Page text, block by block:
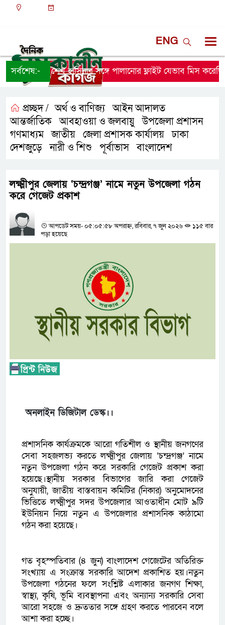
ENG
সর্বশেষ:-শেখ হাসিনার সঙ্গে পালানোর ফ্লাইট যেভাব মিস
প্রচ্ছদ / অর্থ ও বাণিজ্য ,আইন আদালত
আন্তর্জাতিক ,আবহাওয়া ও জলবায়ু ,উপজেলা প্রশাসন
গণমাধ্যম ,জাতীয় জেলা প্রশাসক কার্যালয় ,ঢাকা
দেশজুড়ে ,নারী ও শিশু পূর্বাভাস ,বাংলাদেশ
লক্ষ্মীপুর জেলায় ‘চন্দ্রগঞ্জ’ নামে নতুন উপজেলা গঠন
করে গেজেট প্রকাশ
আপডেট সময়- ০৫:০৫:৫৮ অপরাহ্ন, রবিবার, ৭ জুন ২০২৬
১১৫ বার
পড়া হয়েছে
অনলাইন ডিজিটাল ডেস্ক।।
প্রশাসনিক কার্যক্রমকে আরো গতিশীল ও স্থানীয় জনগণের
সেবা সহজলভ্য করতে লক্ষ্মীপুর জেলায় ‘চন্দ্রগঞ্জ’ নামে
নতুন উপজেলা গঠন করে সরকারি গেজেট প্রকাশ করা
হয়েছে।স্থানীয় সরকার বিভাগের জারি করা গেজেট
অনুযায়ী, জাতীয় বাস্তবায়ন কমিটির (নিকার) অনুমোদনের
ভিত্তিতে লক্ষ্মীপুর সদর উপজেলার আওতাধীন মোট ৯টি
ইউনিয়ন নিয়ে নতুন এ উপজেলার প্রশাসনিক কাঠামো
গঠন করা হয়েছে।
গত বৃহস্পতিবার (৪ জুন) বাংলাদেশ গেজেটের অতিরিক্ত
সংখ্যায় এ সংক্রান্ত সরকারি আদেশ প্রকাশিত হয়।নতুন
উপজেলা গঠনের ফলে সংশ্লিষ্ট এলাকার জনগণ শিক্ষা,
স্বাস্থ্য, কৃষি, ভূমি ব্যবস্থাপনা এবং অন্যান্য সরকারি সেবা
আরো সহজে ও দ্রুততার সঙ্গে গ্রহণ করতে পারবেন বলে
আশা করা হচ্ছে।